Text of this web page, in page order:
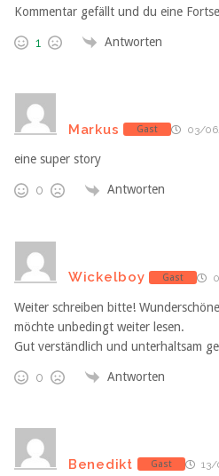
Kommentar gefällt und du eine
1 Antworten
Markus Gast 03/
eine super story
0 Antworten
Wickelboy Gast
Weiter schreiben bitte!
möchte unbedingt weiter lesen.
Gut verständlich und unterhaltsam
0 Antworten
Benedikt Gast 13/